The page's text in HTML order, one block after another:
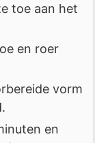
toe aan het
en roer
vorm
en